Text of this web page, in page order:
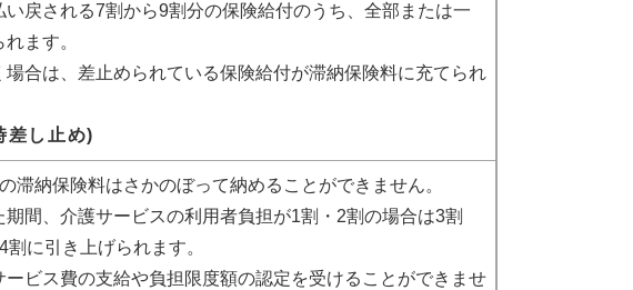
い戻される7割から9割分の保険給付のうち、全部または一
ます。
場合は、差止められている保険給付が滞納保険料に充てられ
差し止め)
滞納保険料はさかのぼって納めることができません。
期間、介護サービスの利用者負担が1割・2割の場合は3割
に引き上げられます。
ービス費の支給や負担限度額の認定を受けることができませ